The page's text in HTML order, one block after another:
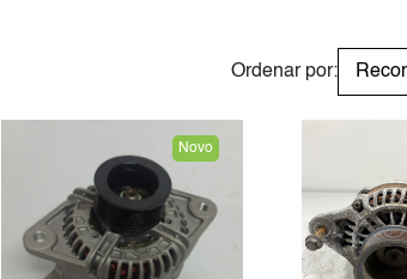
Ordenar por:
Novo